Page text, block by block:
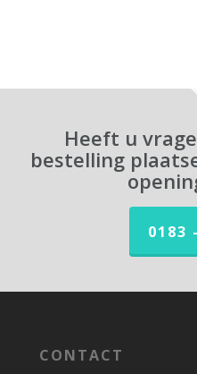
Heeft u
bestelling
0183
CONTACT